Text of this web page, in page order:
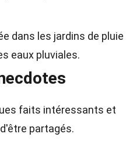
dans les jardins de pluie
eaux pluviales.
faits intéressants et
partagés.